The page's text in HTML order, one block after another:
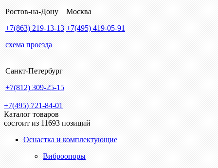
Ростов-на-Дону
+7(863) 219-13-13
схема проезда
Москва
+7(495) 419-05-91
Санкт-Петербург
+7(812) 309-25-15
+7(495) 721-84-01
Каталог товаров
состоит из 11693 позиций
Оснастка и комплектующие
Виброопоры